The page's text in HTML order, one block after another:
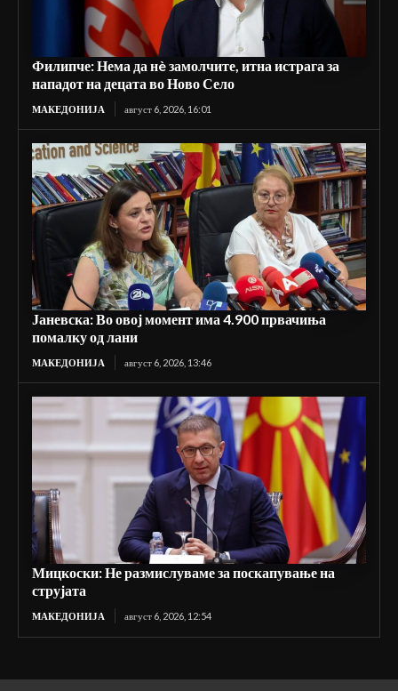
Филипче: Нема да нè замолчите, итна истрага за
нападот на децата во Ново Село
МАКЕДОНИЈА август 6, 2026, 16:01
Јаневска: Во овој момент има 4.900 првачиња
помалку од лани
МАКЕДОНИЈА август 6, 2026, 13:46
Мицкоски: Не размислуваме за поскапување на
струјата
МАКЕДОНИЈА август 6, 2026, 12:54